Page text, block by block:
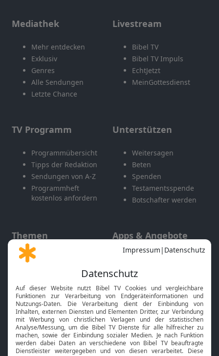
Mediathek
Mehr entdecken
Exklusiv
Genres
Alle Sendungen
Letzte Chance
Livestream
Bibel TV
Bibel TV Impuls
EchtJetzt
MeinGottesdienst
TV Programm
Programmübersicht
Tipps der Redaktion
Sendungen von A-Z
Programmheft
kostenlos anfordern
Unterstützen
Weitersagen
Beten
Spenden
Testamentsspende
Botschafter werden
Themen
Gott und Bibel erklärt
Neuigkeiten
Apps & Angebote
Mobile App
Smart TV
HbbTV
Bibelthek Online-Bibel
Nächster Gottesdienst